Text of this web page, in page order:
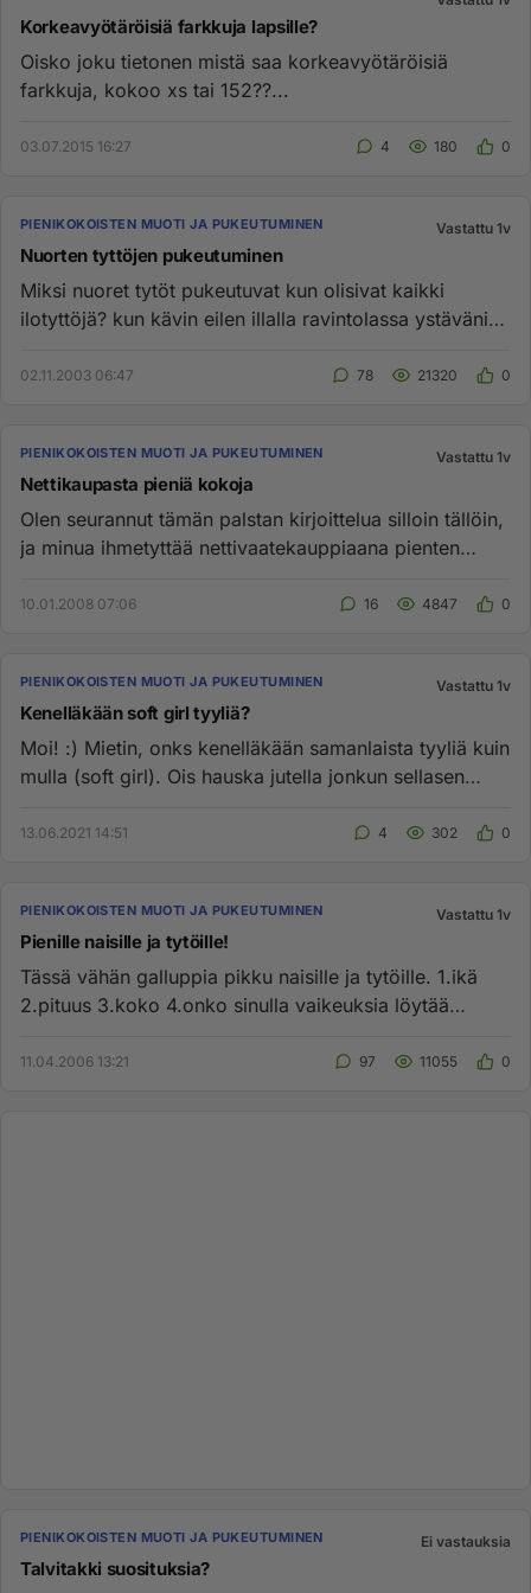
Korkeavyötäröisiä farkkuja lapsille?
Oisko joku tietonen mistä saa korkeavyötäröisiä
farkkuja, kokoo xs tai 152??...
03.07.2015 16:27 4 180 0
PIENIKOKOISTEN MUOTI JA PUKEUTUMINEN Vastattu 1v
Nuorten tyttöjen pukeutuminen
Miksi nuoret tytöt pukeutuvat kun olisivat kaikki
ilotyttöjä? kun kävin eilen illalla ravintolassa ystäväni
02.11.2003 06:47 78 21320 0
PIENIKOKOISTEN MUOTI JA PUKEUTUMINEN Vastattu 1v
Nettikaupasta pieniä kokoja
Olen seurannut tämän palstan kirjoittelua silloin tällöin,
ja minua ihmetyttää nettivaatekauppiaana pienten
10.01.2008 07:06 16 4847 0
PIENIKOKOISTEN MUOTI JA PUKEUTUMINEN Vastattu 1v
Kenelläkään soft girl tyyliä?
Moi! :) Mietin, onks kenelläkään samanlaista tyyliä kuin
mulla (soft girl). Ois hauska jutella jonkun sellasen
13.06.2021 14:51 4 302 0
PIENIKOKOISTEN MUOTI JA PUKEUTUMINEN Vastattu 1v
Pienille naisille ja tytöille!
Tässä vähän galluppia pikku naisille ja tytöille. 1.ikä
2.pituus 3.koko 4.onko sinulla vaikeuksia löytää
11.04.2006 13:21 97 11055 0
PIENIKOKOISTEN MUOTI JA PUKEUTUMINEN Ei vastauksia
Talvitakki suosituksia?